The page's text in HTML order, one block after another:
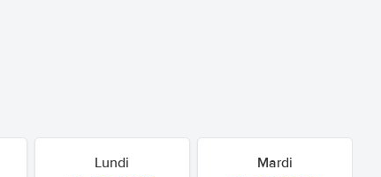
Lundi Mardi